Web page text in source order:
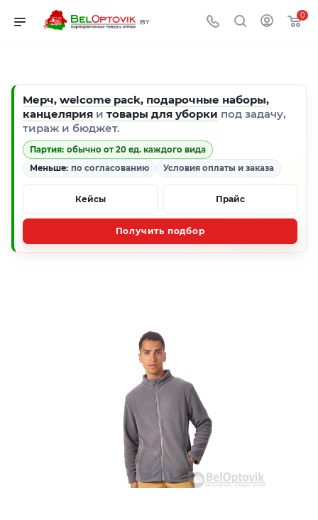
0
Мерч, welcome pack, подарочные наборы,
канцелярия и товары для уборки под задачу,
тираж и бюджет.
Партия: обычно от 20 ед. каждого вида
Меньше: по согласованию Условия оплаты и заказа
Кейсы Прайс
Получить подбор